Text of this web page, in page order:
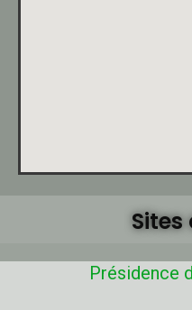
Présidence